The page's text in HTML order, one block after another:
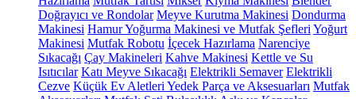
Doğrayıcı ve Rondolar Meyve Kurutma Makinesi Dondurma
Makinesi Hamur Yoğurma Makinesi ve Mutfak Şefleri Yoğurt
Makinesi Mutfak Robotu İçecek Hazırlama Narenciye
Sıkacağı Çay Makineleri Kahve Makinesi Kettle ve Su
Isıtıcılar Katı Meyve Sıkacağı Elektrikli Semaver Elektrikli
Cezve Küçük Ev Aletleri Yedek Parça ve Aksesuarları Mutfak